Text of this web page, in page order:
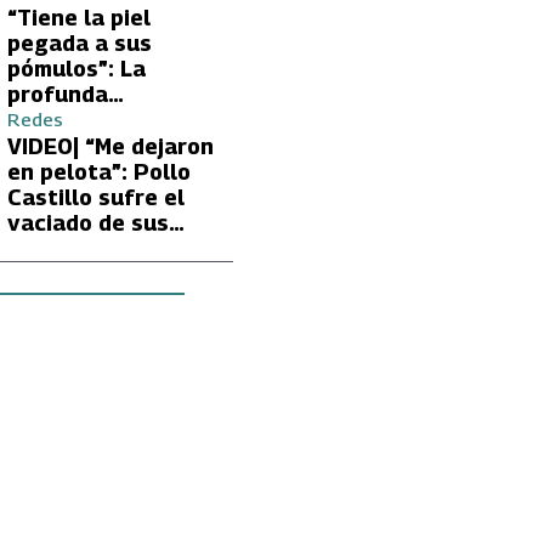
tras encontrón con
Carmen Gloria
Arroyo
“Tiene la piel
pegada a sus
pómulos”: La
profunda
preocupación de
Fran García-
Huidobro por la
extrema delgadez
de Kathy Orellana
Redes
VIDEO| “Me dejaron
en pelota”: Pollo
Castillo sufre el
vaciado de sus